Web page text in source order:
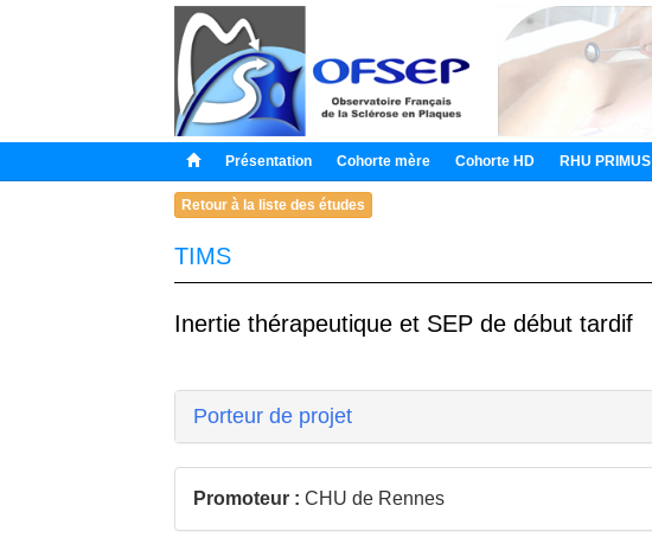
Présentation Cohorte mère Cohorte HD RHU PRIMUS
Retour à la liste des études
TIMS
Inertie thérapeutique et SEP de début tardif
Porteur de projet
Promoteur : CHU de Rennes